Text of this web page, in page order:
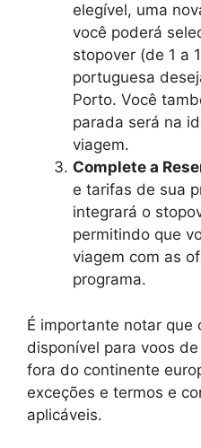
elegível, uma
você poderá
stopover (de 1 a
portuguesa
Porto. Você
parada será na
viagem.
Complete a
e tarifas de sua
integrará o
permitindo que
viagem com as
programa.
É importante notar que
disponível para voos
fora do continente
exceções e termos e
aplicáveis.